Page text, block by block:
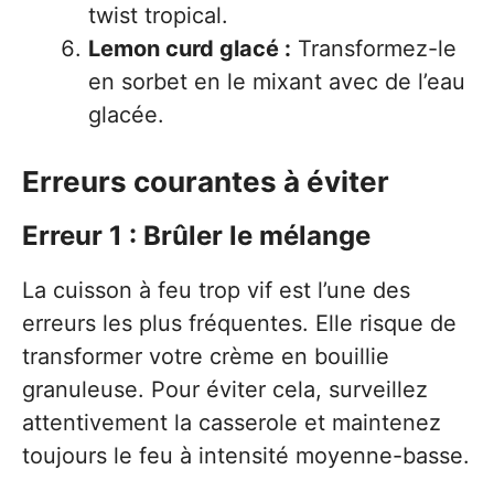
twist tropical.
Lemon curd glacé : Transformez-le
en sorbet en le mixant avec de l’eau
glacée.
Erreurs courantes à éviter
Erreur 1 : Brûler le mélange
La cuisson à feu trop vif est l’une des
erreurs les plus fréquentes. Elle risque de
transformer votre crème en bouillie
granuleuse. Pour éviter cela, surveillez
attentivement la casserole et maintenez
toujours le feu à intensité moyenne-basse.